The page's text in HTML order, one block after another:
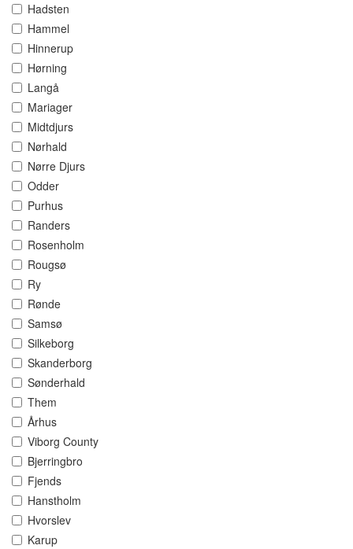
Hadsten
Hammel
Hinnerup
Hørning
Langå
Mariager
Midtdjurs
Nørhald
Nørre Djurs
Odder
Purhus
Randers
Rosenholm
Rougsø
Ry
Rønde
Samsø
Silkeborg
Skanderborg
Sønderhald
Them
Århus
Viborg County
Bjerringbro
Fjends
Hanstholm
Hvorslev
Karup